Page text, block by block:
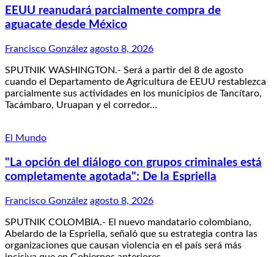
EEUU reanudará parcialmente compra de
aguacate desde México
Francisco González agosto 8, 2026
SPUTNIK WASHINGTON.- Será a partir del 8 de agosto
cuando el Departamento de Agricultura de EEUU restablezca
parcialmente sus actividades en los municipios de Tancítaro,
Tacámbaro, Uruapan y el corredor…
El Mundo
"La opción del diálogo con grupos criminales está
completamente agotada": De la Espriella
Francisco González agosto 8, 2026
SPUTNIK COLOMBIA.- El nuevo mandatario colombiano,
Abelardo de la Espriella, señaló que su estrategia contra las
organizaciones que causan violencia en el país será más